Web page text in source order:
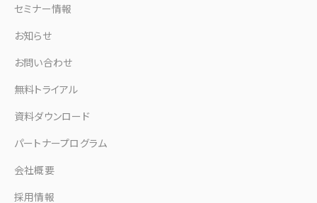
セミナー情報
お知らせ
お問い合わせ
無料トライアル
資料ダウンロード
パートナープログラム
会社概要
採用情報